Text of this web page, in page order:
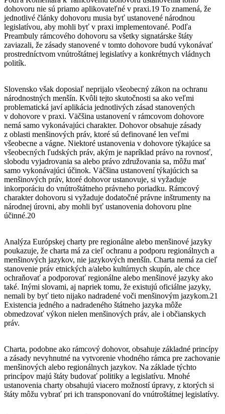
dohovoru nie sú priamo aplikovateľné v praxi.19 To znamená, že
jednotlivé články dohovoru musia byť ustanovené národnou
legislatívou, aby mohli byť v praxi implementované. Podľa
Preambuly rámcového dohovoru sa všetky signatárske štáty
zaviazali, že zásady stanovené v tomto dohovore budú vykonávať
prostredníctvom vnútroštátnej legislatívy a konkrétnych vládnych
politík.
Slovensko však doposiaľ neprijalo všeobecný zákon na ochranu
národnostných menšín. Kvôli tejto skutočnosti sa ako veľmi
problematická javí aplikácia jednotlivých zásad stanovených
v dohovore v praxi. Väčšina ustanovení v rámcovom dohovore
nemá samo vykonávajúci charakter. Dohovor obsahuje zásady
z oblasti menšinových práv, ktoré sú definované len veľmi
všeobecne a vágne. Niektoré ustanovenia v dohovore týkajúce sa
všeobecných ľudských práv, akým je napríklad právo na rovnosť,
slobodu vyjadrovania sa alebo právo združovania sa, môžu mať
samo vykonávajúci účinok. Väčšina ustanovení týkajúcich sa
menšinových práv, ktoré dohovor ustanovuje, si vyžaduje
inkorporáciu do vnútroštátneho právneho poriadku. Rámcový
charakter dohovoru si vyžaduje dodatočné právne inštrumenty na
národnej úrovni, aby mohli byť ustanovenia dohovoru plne
účinné.20
Analýza Európskej charty pre regionálne alebo menšinové jazyky
poukazuje, že charta má za cieľ ochranu a podporu regionálnych a
menšinových jazykov, nie jazykových menšín. Charta nemá za cieľ
stanovenie práv etnických a/alebo kultúrnych skupín, ale chce
ochraňovať a podporovať regionálne alebo menšinové jazyky ako
také. Inými slovami, aj napriek tomu, že existujú oficiálne jazyky,
nemali by byť tieto nijako nadradené voči menšinovým jazykom.21
Existencia jedného a nadradeného štátneho jazyka môže
obmedzovať výkon nielen menšinových práv, ale i občianskych
práv.
Charta, podobne ako rámcový dohovor, obsahuje základné princípy
a zásady nevyhnutné na vytvorenie vhodného rámca pre zachovanie
menšinových alebo regionálnych jazykov. Na základe týchto
princípov majú štáty budovať politiky a legislatívu. Mnohé
ustanovenia charty obsahujú viacero možností úpravy, z ktorých si
štáty môžu vybrať pri ich transponovaní do vnútroštátnej legislatívy.